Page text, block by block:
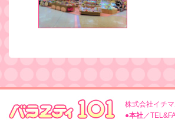
株式会社イチ
●本社／